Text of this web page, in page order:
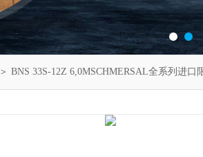
＞ BNS 33S-12Z 6,0MSCHMERSAL全系列进口